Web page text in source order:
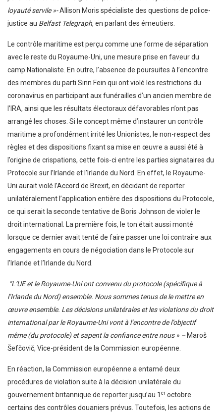
loyauté servile »-Allison Moris spécialiste des questions de police-
justice au Belfast Telegraph, en parlant des émeutiers.
Le contrôle maritime est perçu comme une forme de séparation
avec le reste du Royaume-Uni, une mesure prise en faveur du
camp Nationaliste. En outre, l’absence de poursuites à l’encontre
des membres du parti Sinn Fein qui ont violé les restrictions du
coronavirus en participant aux funérailles d’un ancien membre de
l’IRA, ainsi que les résultats électoraux défavorables n’ont pas
arrangé les choses. Si le concept même d’instaurer un contrôle
maritime a profondément irrité les Unionistes, le non-respect des
règles et des dispositions fixant sa mise en œuvre a aussi été à
l’origine de crispations, cette fois-ci entre les parties signataires du
Protocole sur l’Irlande et l’Irlande du Nord. En effet, le Royaume-
Uni aurait violé l’Accord de Brexit, en décidant de reporter
unilatéralement l’application entière des dispositions du Protocole,
ce qui serait la seconde tentative de Boris Johnson de violer le
droit international. La première fois, le ton était aussi monté
lorsque ce dernier avait tenté de faire passer une loi contraire aux
engagements en cours de négociation dans le Protocole sur
l’Irlande et l’Irlande du Nord.
“L’UE et le Royaume-Uni ont convenu du protocole (spécifique à
l’Irlande du Nord) ensemble. Nous sommes tenus de le mettre en
œuvre ensemble. Les décisions unilatérales et les violations du droit
international par le Royaume-Uni vont à l’encontre de l’objectif
même (du protocole) et sapent la confiance entre nous » – Maroš
Šefčovič, Vice-président de la Commission européenne.
En réaction, la Commission européenne a entamé deux
procédures de violation suite à la décision unilatérale du
gouvernement britannique de reporter jusqu’au 1 er octobre
certains des contrôles douaniers prévus. Toutefois, les actions de